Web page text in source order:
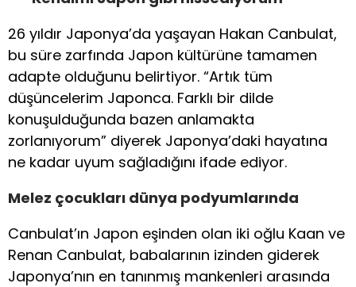
26 yıldır Japonya’da yaşayan Hakan Canbulat,
bu süre zarfında Japon kültürüne tamamen
adapte olduğunu belirtiyor. “Artık tüm
düşüncelerim Japonca. Farklı bir dilde
konuşulduğunda bazen anlamakta
zorlanıyorum” diyerek Japonya’daki hayatına
ne kadar uyum sağladığını ifade ediyor.
Melez çocukları dünya podyumlarında
Canbulat’ın Japon eşinden olan iki oğlu Kaan ve
Renan Canbulat, babalarının izinden giderek
Japonya’nın en tanınmış mankenleri arasında